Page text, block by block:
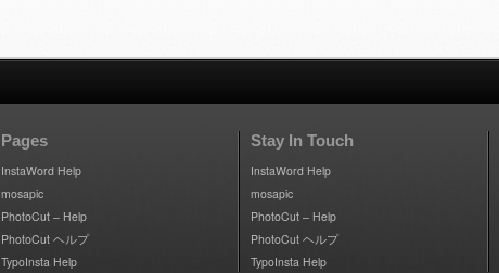
Pages
InstaWord Help
mosapic
PhotoCut – Help
PhotoCut ヘルプ
TypoInsta Help
Stay In Touch
InstaWord Help
mosapic
PhotoCut – Help
PhotoCut ヘルプ
TypoInsta Help